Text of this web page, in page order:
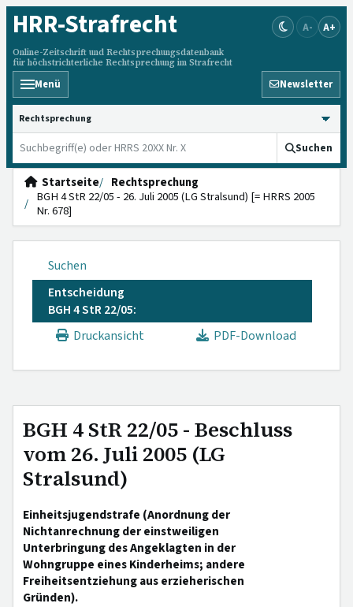
HRR-Strafrecht
Online-Zeitschrift und Rechtsprechungsdatenbank
für höchstrichterliche Rechtsprechung im Strafrecht
A- A+
Menü Newsletter
HRRS durchsuchen
Suchen
Startseite
Rechtsprechung
BGH 4 StR 22/05 - 26. Juli 2005 (LG Stralsund) [= HRRS 2005
Nr. 678]
Suchen
Entscheidung
BGH 4 StR 22/05:
Druckansicht
PDF-Download
BGH 4 StR 22/05 - Beschluss
vom 26. Juli 2005 (LG
Stralsund)
Einheitsjugendstrafe (Anordnung der
Nichtanrechnung der einstweiligen
Unterbringung des Angeklagten in der
Wohngruppe eines Kinderheims; andere
Freiheitsentziehung aus erzieherischen
Gründen).